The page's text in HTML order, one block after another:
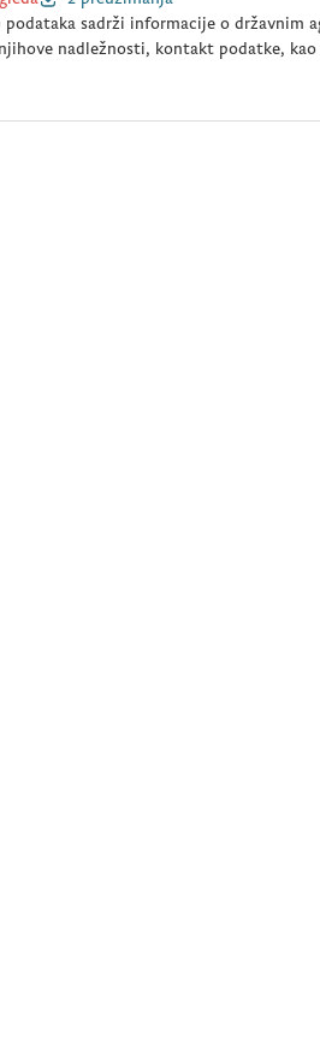
podataka sadrži informacije o državnim
nadležnosti, kontakt podatke, kao